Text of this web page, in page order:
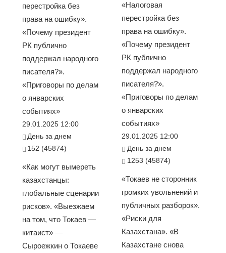
перестройка без
права на ошибку».
«Почему президент
РК публично
поддержал народного
писателя?».
«Приговоры по делам
о январских
событиях»
29.01.2025 12:00
День за днем
152 (45874)
«Как могут вымереть
казахстанцы:
глобальные сценарии
рисков». «Выезжаем
на том, что Токаев —
китаист» —
Сыроежкин о Токаеве
«Налоговая
перестройка без
права на ошибку».
«Почему президент
РК публично
поддержал народного
писателя?».
«Приговоры по делам
о январских
событиях»
29.01.2025 12:00
День за днем
1253 (45874)
«Токаев не сторонник
громких увольнений и
публичных разборок».
«Риски для
Казахстана». «В
Казахстане снова